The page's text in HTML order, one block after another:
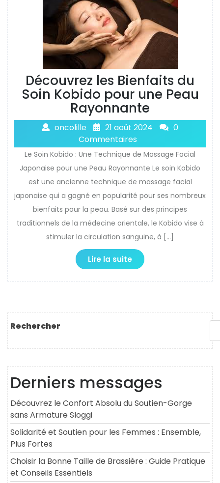
Découvrez les Bienfaits du
Soin Kobido pour une Peau
Rayonnante
oncolille 21 août 2024
0
Commentaires
Le Soin Kobido : Une Technique de Massage Facial
Japonaise pour une Peau Rayonnante Le soin Kobido
est une ancienne technique de massage facial
japonaise qui a gagné en popularité pour ses nombreux
bienfaits pour la peau. Basé sur des principes
traditionnels de la médecine orientale, le Kobido vise à
stimuler la circulation sanguine, à […]
Lire la suite
Rechercher
Derniers messages
Découvrez le Confort Absolu du Soutien-Gorge
sans Armature Sloggi
Solidarité et Soutien pour les Femmes : Ensemble,
Plus Fortes
Choisir la Bonne Taille de Brassière : Guide Pratique
et Conseils Essentiels